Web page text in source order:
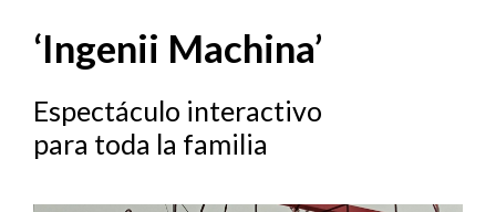
‘Ingenii Machina’
Espectáculo interactivo
para toda la familia